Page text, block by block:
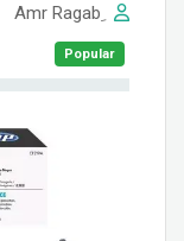
Popular